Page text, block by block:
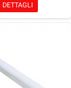
DETTAGLI